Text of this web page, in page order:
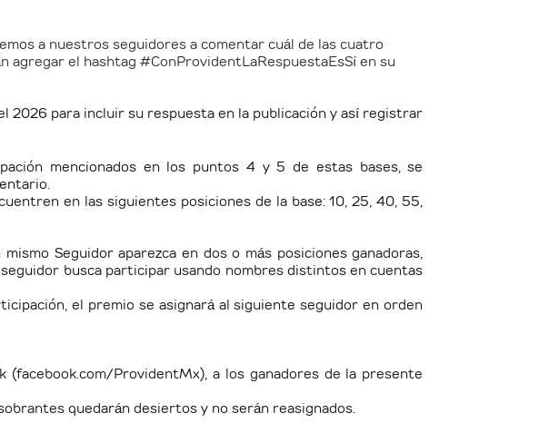
a nuestros seguidores a comentar cuál de las cuatro
agregar el hashtag #ConProvidentLaRespuestaEsSí en su
2026 para incluir su respuesta en la publicación y así registrar
mencionados en los puntos 4 y 5 de estas bases, se
en las siguientes posiciones de la base: 10, 25, 40, 55,
Seguidor aparezca en dos o más posiciones ganadoras,
busca participar usando nombres distintos en cuentas
el premio se asignará al siguiente seguidor en orden
ProvidentMx), a los ganadores de la presente
quedarán desiertos y no serán reasignados.